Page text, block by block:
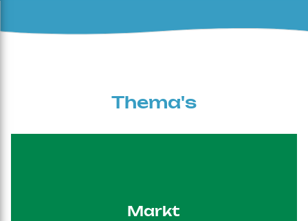
Thema's
Markt